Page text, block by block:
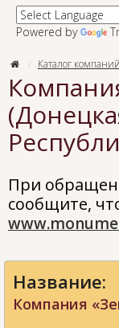
Powered by
Каталог компаний
При
сообщите,
Название:
Компания